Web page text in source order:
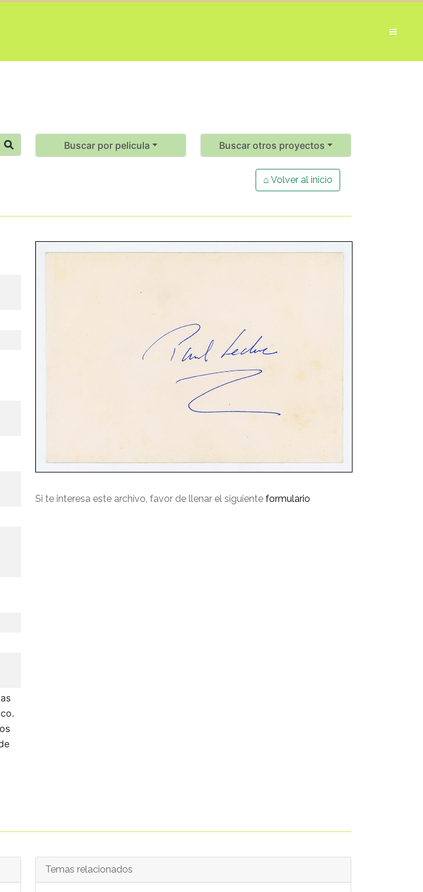
Buscar por pelicula Buscar otros proyectos
⌂ Volver al inicio
Si te interesa este archivo, favor de llenar el siguiente formulario
Temas relacionados